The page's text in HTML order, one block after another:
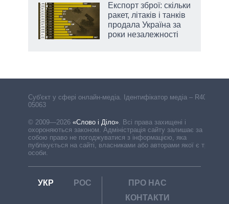
Експорт зброї: скільки
ракет, літаків і танків
продала Україна за
роки незалежності
Cуб'єкт у сфері онлайн-медіа. Ідентифікатор медіа – R40-
05063
© 2009—2026 «Слово і Діло»
Всі права захищені і
охороняються законом. Адміністрація сайту залишає за
собою право не погоджуватися з інформацією, яка
публікується на сайті, власниками або авторами якої є треті
особи.
УКР РОС
ПРО НАС
КОНТАКТИ